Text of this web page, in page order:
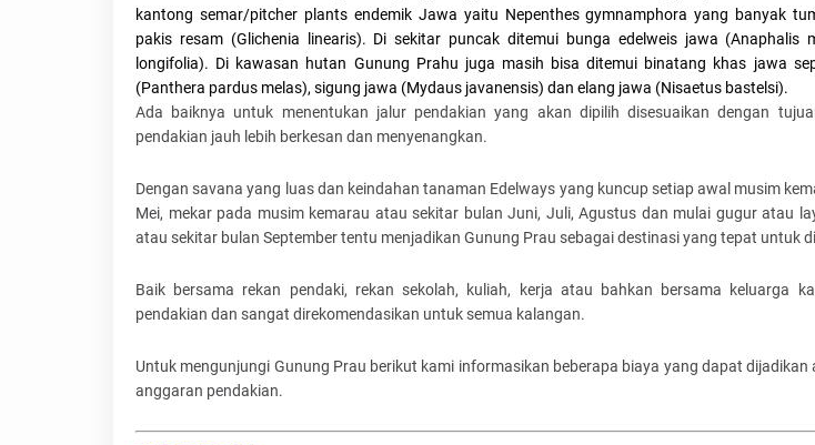
kantong semar/pitcher plants endemik Jawa yaitu Nepenthes gymnamphora yang banyak
pakis resam (Glichenia linearis). Di sekitar puncak ditemui bunga edelweis jawa (Anaphalis
longifolia). Di kawasan hutan Gunung Prahu juga masih bisa ditemui binatang khas jawa
(Panthera pardus melas), sigung jawa (Mydaus javanensis) dan elang jawa (Nisaetus bastelsi).
Ada baiknya untuk menentukan jalur pendakian yang akan dipilih disesuaikan dengan
pendakian jauh lebih berkesan dan menyenangkan.
Dengan savana yang luas dan keindahan tanaman Edelways yang kuncup setiap awal musim
Mei, mekar pada musim kemarau atau sekitar bulan Juni, Juli, Agustus dan mulai gugur atau
atau sekitar bulan September tentu menjadikan Gunung Prau sebagai destinasi yang tepat untuk
Baik bersama rekan pendaki, rekan sekolah, kuliah, kerja atau bahkan bersama keluarga
pendakian dan sangat direkomendasikan untuk semua kalangan.
Untuk mengunjungi Gunung Prau berikut kami informasikan beberapa biaya yang dapat dijadikan
anggaran pendakian.